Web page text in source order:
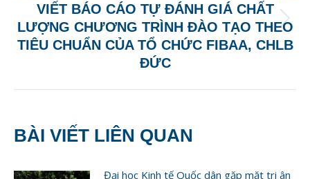
Next
post:
VIẾT BÁO CÁO TỰ ĐÁNH GIÁ CHẤT
LƯỢNG CHƯƠNG TRÌNH ĐÀO TẠO THEO
TIÊU CHUẨN CỦA TỔ CHỨC FIBAA, CHLB
ĐỨC
BÀI VIẾT LIÊN QUAN
Đại học Kinh tế Quốc dân gặp mặt tri ân